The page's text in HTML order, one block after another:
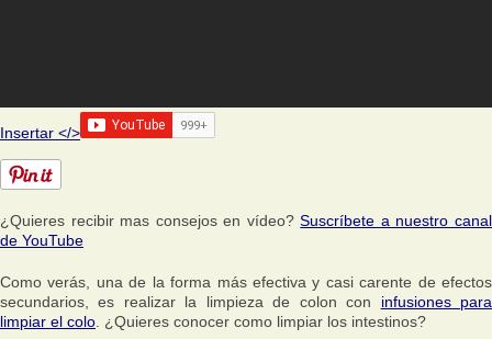
Insertar </>
¿Quieres recibir mas consejos en vídeo?Suscríbete a nuestro canal
de YouTube
Como verás, una de la forma más efectiva y casi carente de efectos
secundarios, es realizar la limpieza de colon con infusiones para
limpiar el colo . ¿Quieres conocer como limpiar los intestinos?